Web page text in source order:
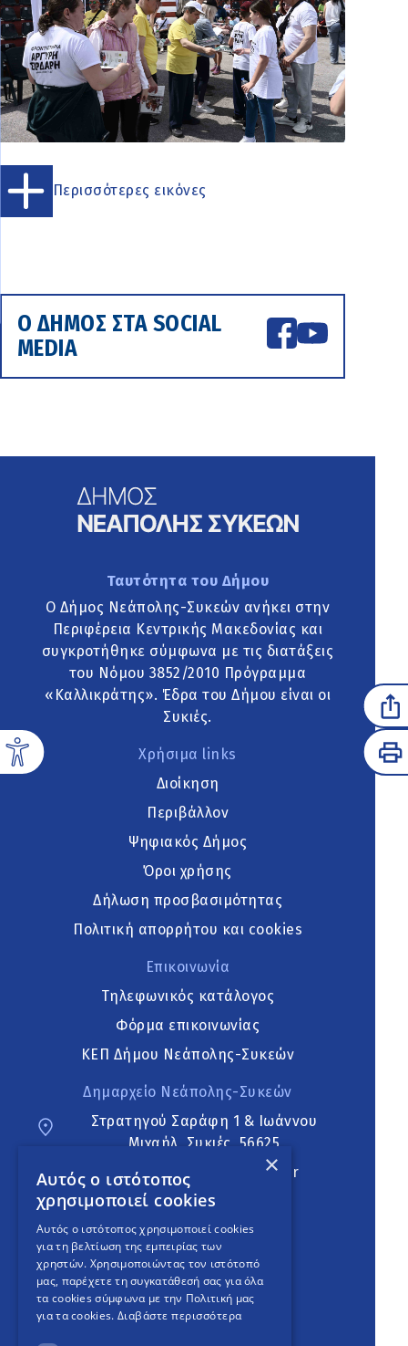
Περισσότερες εικόνες
Ο ΔΗΜΟΣ ΣΤΑ SOCIAL
MEDIA
Ταυτότητα του Δήμου
Ο Δήμος Νεάπολης-Συκεών ανήκει στην
Περιφέρεια Κεντρικής Μακεδονίας και
συγκροτήθηκε σύμφωνα με τις διατάξεις
του Νόμου 3852/2010 Πρόγραμμα
«Καλλικράτης». Έδρα του Δήμου είναι οι
Συκιές.
Χρήσιμα links
Διοίκηση
Περιβάλλον
Ψηφιακός Δήμος
Όροι χρήσης
Δήλωση προσβασιμότητας
Πολιτική απορρήτου και cookies
Επικοινωνία
Τηλεφωνικός κατάλογος
Φόρμα επικοινωνίας
ΚΕΠ Δήμου Νεάπολης-Συκεών
Δημαρχείο Νεάπολης-Συκεών
Στρατηγού Σαράφη 1 & Ιωάννου
Μιχαήλ, Συκιές, 56625
neapoli.sykies@ddt.gov.gr
Ακολουθήστε
English Version
An project
×
Αυτός ο ιστότοπος
χρησιμοποιεί cookies
Αυτός ο ιστότοπος χρησιμοποιεί cookies
για τη βελτίωση της εμπειρίας των
χρηστών. Χρησιμοποιώντας τον ιστότοπό
μας, παρέχετε τη συγκατάθεσή σας για όλα
τα cookies σύμφωνα με την Πολιτική μας
για τα cookies. Διαβάστε περισσότερα